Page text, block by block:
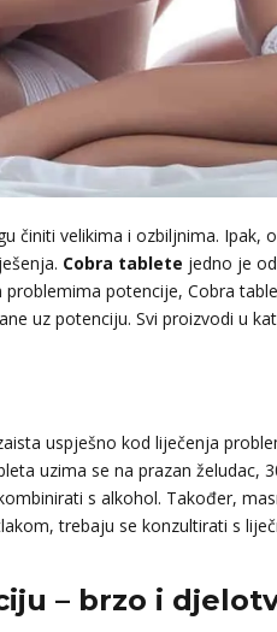
velikima i ozbiljnima. Ipak,
Cobra tablete jedno je
potencije, Cobra
uz potenciju. Svi proizvodi u
uspješno kod liječenja
uzima se na prazan želudac,
s alkohol. Također,
trebaju se konzultirati s
– brzo i